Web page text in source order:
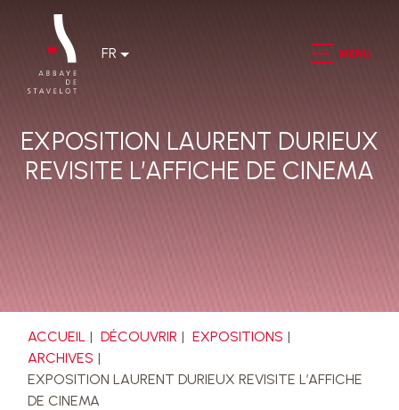
FR MENU
EXPOSITION LAURENT DURIEUX
REVISITE L’AFFICHE DE CINEMA
ACCUEIL DÉCOUVRIR
EXPOSITIONS
ARCHIVES
EXPOSITION LAURENT DURIEUX REVISITE L’AFFICHE
DE CINEMA